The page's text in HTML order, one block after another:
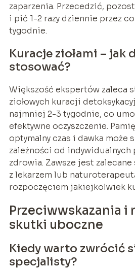
zaparzenia. Przecedzić,
i pić 1-2 razy dziennie przez
tygodnie.
Kuracje ziołami – jak
stosować?
Większość ekspertów zaleca
ziołowych kuracji
najmniej 2-3 tygodnie, co
efektywne oczyszczenie.
optymalny czas i dawka może
zależności od indywidualnych
zdrowia. Zawsze jest
z lekarzem lub
rozpoczęciem jakiejkolwiek
Przeciwwskazania i
skutki uboczne
Kiedy warto zwrócić
specjalisty?